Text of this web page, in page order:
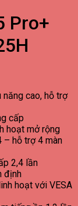
Pro+
cao, hỗ trợ
cấp
hoạt mở rộng
– hỗ trợ 4 màn
2,4 lần
định
hoạt với VESA